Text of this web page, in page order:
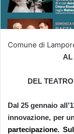
Comune di
AL
DEL
Dal 25gennaio a
innovazione, per
partecipazione.